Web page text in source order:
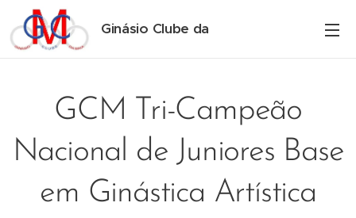
Ginásio Clube da
GCM Tri-Campeão
Nacional de Juniores Base
em Ginástica Artística